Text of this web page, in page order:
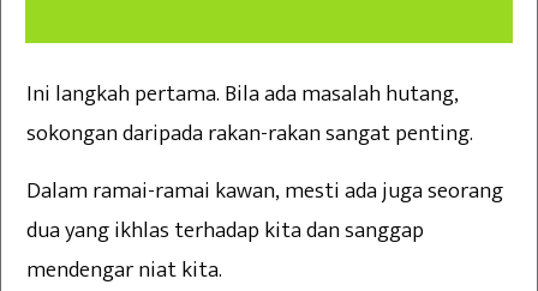
Ini langkah pertama. Bila ada masalah hutang,
sokongan daripada rakan-rakan sangat penting.
Dalam ramai-ramai kawan, mesti ada juga seorang
dua yang ikhlas terhadap kita dan sanggap
mendengar niat kita.